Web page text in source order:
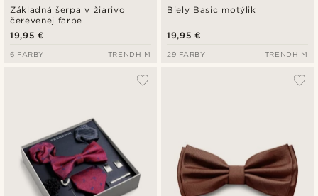
Základná šerpa v žiarivo
čerevenej farbe
19,95 €
6 FARBY TRENDHIM
Biely Basic motýlik
19,95 €
29 FARBY TRENDHIM